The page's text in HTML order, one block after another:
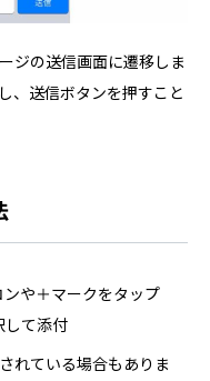
ジの送信画面に遷移しま
、送信ボタンを押すこと
や＋マークをタップ
して添付
れている場合もありま